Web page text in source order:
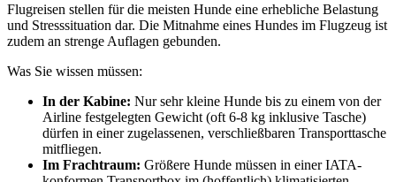
Flugreisen stellen für die meisten Hunde eine erhebliche Belastung
und Stresssituation dar. Die Mitnahme eines Hundes im Flugzeug ist
zudem an strenge Auflagen gebunden.
Was Sie wissen müssen:
In der Kabine: Nur sehr kleine Hunde bis zu einem von der
Airline festgelegten Gewicht (oft 6-8 kg inklusive Tasche)
dürfen in einer zugelassenen, verschließbaren Transporttasche
mitfliegen.
Im Frachtraum: Größere Hunde müssen in einer IATA-